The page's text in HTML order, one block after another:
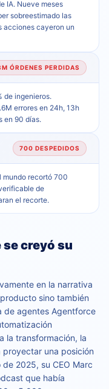
IA. Nueve meses
sobreestimado las
acciones cayeron un
ÓRDENES PERDIDAS
de ingenieros.
errores en 24h, 13h
en 90 días.
700 DESPEDIDOS
mundo recortó 700
de
el recorte.
creyó su
en la narrativa
sino también
de agentes Agentforce
la transformación, la
proyectar una posición
2025, su CEO Marc
que había